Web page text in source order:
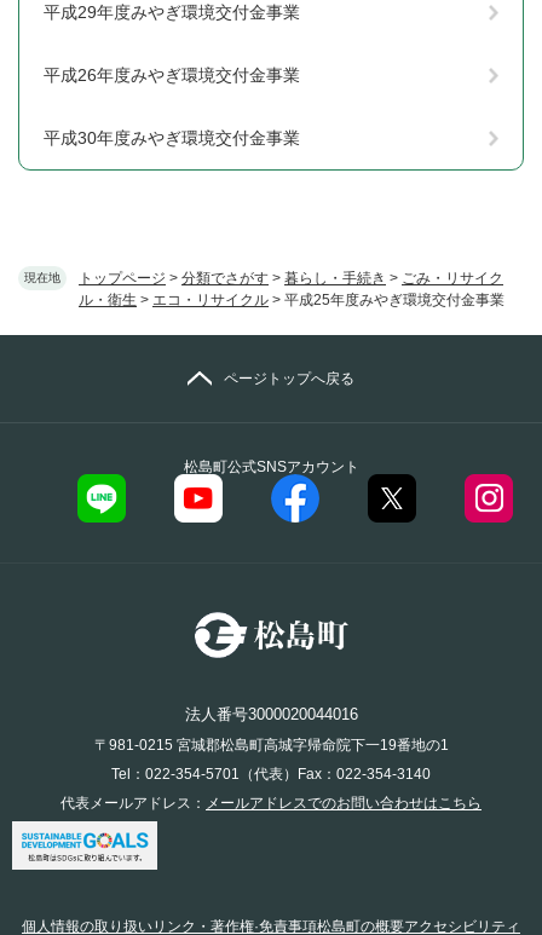
現在地 トップページ > 分類でさがす > 暮らし・手続き > ごみ・リサイク
ル・衛生 > エコ・リサイクル > 平成25年度みやぎ環境交付金事業
平成29年度みやぎ環境交付金事業
平成26年度みやぎ環境交付金事業
平成30年度みやぎ環境交付金事業
松島町公式SNSアカウント
ページトップへ戻る
法人番号3000020044016
〒981-0215 宮城郡松島町高城字帰命院下一19番地の1
Tel：022-354-5701（代表）Fax：022-354-3140
代表メールアドレス： メールアドレスでのお問い合わせはこちら
個人情報の取り扱いリンク・著作権·免責事項松島町の概要アクセシビリティ